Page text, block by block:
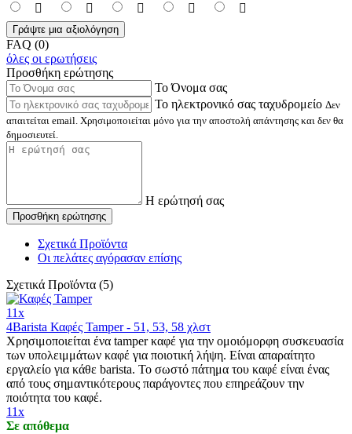
Γράψτε μια αξιολόγηση
FAQ (0)
όλες οι ερωτήσεις
Προσθήκη ερώτησης
Το Όνομα σας
Το ηλεκτρονικό σας ταχυδρομείο Δεν
απαιτείται email. Χρησιμοποιείται μόνο για την αποστολή απάντησης και δεν θα
δημοσιευτεί.
Η ερώτησή σας
Προσθήκη ερώτησης
Σχετικά Προϊόντα
Οι πελάτες αγόρασαν επίσης
Σχετικά Προϊόντα (5)
11x
4Barista Καφές Tamper - 51, 53, 58 χλστ
Χρησιμοποιείται ένα tamper καφέ για την ομοιόμορφη συσκευασία
των υπολειμμάτων καφέ για ποιοτική λήψη. Είναι απαραίτητο
εργαλείο για κάθε barista. Το σωστό πάτημα του καφέ είναι ένας
από τους σημαντικότερους παράγοντες που επηρεάζουν την
ποιότητα του καφέ.
11x
Σε απόθεμα